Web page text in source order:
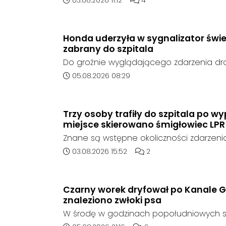
oferent.
Honda uderzyła w sygnalizator
zabrany do szpitala
Do groźnie wyglądającego zdarzenia
środę rano w Koźlu. Około godziny 6:30
Data dodania artykułu:
05.08.2026 08:29
Trzy osoby trafiły do szpitala po
miejsce skierowano śmigłowiec LPR
Znane są wstępne okoliczności
którego doszło około godziny 14:30 na
Data dodania artykułu:
03.08.2026 15:52 Liczba komentarzy
2
Czarny worek dryfował po Kanale
znaleziono zwłoki psa
W środę w godzinach popołudniowych